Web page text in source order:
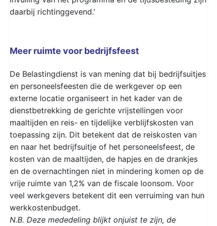
daarbij richtinggevend.'
Meer ruimte voor bedrijfsfeest
De Belastingdienst is van mening dat bij bedrijfsuitjes
en personeelsfeesten die de werkgever op een
externe locatie organiseert in het kader van de
dienstbetrekking de gerichte vrijstellingen voor
maaltijden en reis- en tijdelijke verblijfskosten van
toepassing zijn. Dit betekent dat de reiskosten van
en naar het bedrijfsuitje of het personeelsfeest, de
kosten van de maaltijden, de hapjes en de drankjes
en de overnachtingen niet in mindering komen op de
vrije ruimte van 1,2% van de fiscale loonsom. Voor
veel werkgevers betekent dit een verruiming van hun
werkkostenbudget.
N.B. Deze mededeling blijkt onjuist te zijn, de